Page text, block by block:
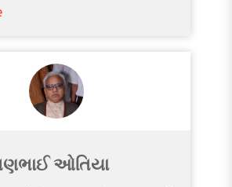
ઓતિયા